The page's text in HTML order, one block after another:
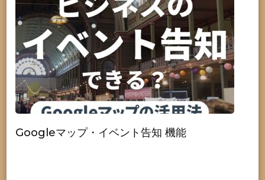
Googleマップ・イベント告知 機能